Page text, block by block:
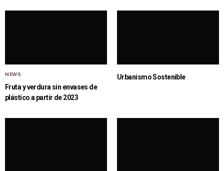
NEWS
Fruta y verdura sin envases de
plástico a partir de 2023
Urbanismo Sostenible